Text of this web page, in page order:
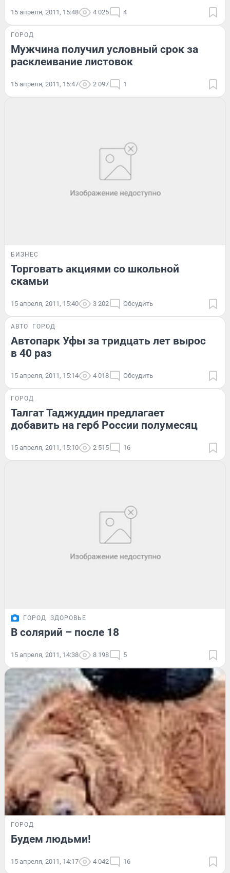
15 апреля, 2011, 15:48 4 025 4
ГОРОД
Мужчина получил условный срок за
расклеивание листовок
15 апреля, 2011, 15:47 2 097 1
БИЗНЕС
Торговать акциями со школьной
скамьи
15 апреля, 2011, 15:40 3 202 Обсудить
АВТО ГОРОД
Автопарк Уфы за тридцать лет вырос
в 40 раз
15 апреля, 2011, 15:14 4 018 Обсудить
ГОРОД
Талгат Таджуддин предлагает
добавить на герб России полумесяц
15 апреля, 2011, 15:10 2 515 16
ГОРОД ЗДОРОВЬЕ
В солярий – после 18
15 апреля, 2011, 14:38 8 198 5
ГОРОД
Будем людьми!
15 апреля, 2011, 14:17 4 042 16